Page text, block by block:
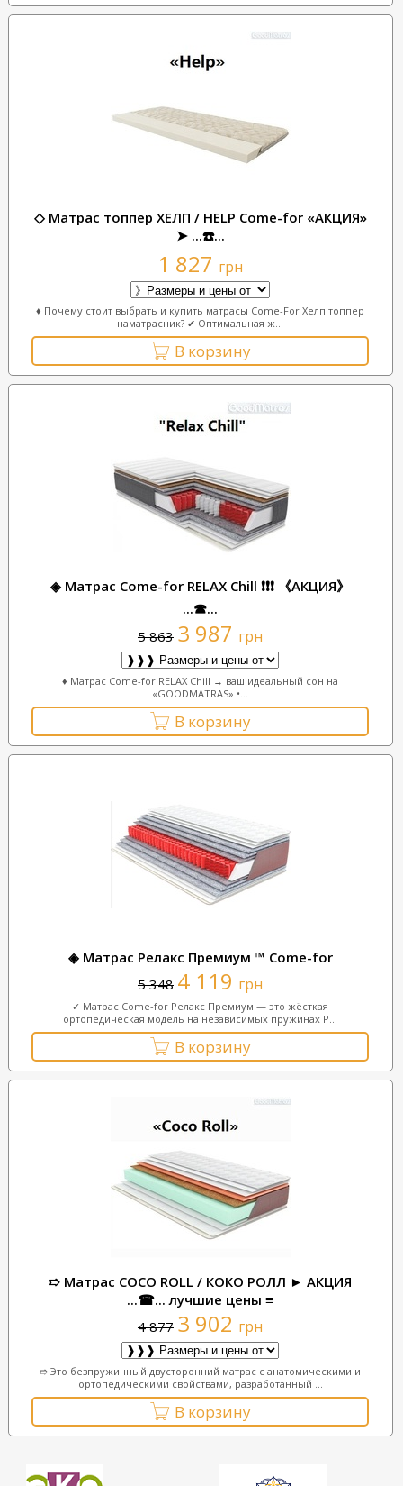
◇ Матрас топпер ХЕЛП / HELP Come-for «АКЦИЯ»
➤ ...☎️...
1 827 грн
♦ Почему стоит выбрать и купить матрасы Come-For Хелп топпер
наматрасник? ✔ Оптимальная ж...
В корзину
◈ Матрас Come-for RELAX Chill ❗❗❗ 《АКЦИЯ》
...☎...
5 863 3 987 грн
♦ Матрас Come-for RELAX Chill → ваш идеальный сон на
«GOODMATRAS» •...
В корзину
◈ Матрас Релакс Премиум ™ Come-for
5 348 4 119 грн
✓ Матрас Come-for Релакс Премиум — это жёсткая
ортопедическая модель на независимых пружинах P...
В корзину
➱ Матрас COCO ROLL / КОКО РОЛЛ ► АКЦИЯ
...☎... лучшие цены ≡
4 877 3 902 грн
➱ Это безпружинный двусторонний матрас с анатомическими и
ортопедическими свойствами, разработанный ...
В корзину